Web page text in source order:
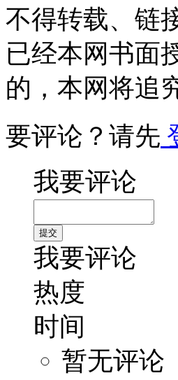
不得转载、链
已经本网书面
的，本网将追
要评论？请先
我要评论
我要评论
热度
时间
暂无评论